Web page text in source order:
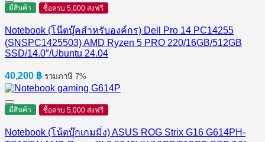
มีสินค้า ซื้อครบ 5,000 ส่งฟรี
Notebook (โน๊ตบุ๊คสำหรับองค์กร) Dell Pro 14 PC14255
(SNSPC1425503) AMD Ryzen 5 PRO 220/16GB/512GB
SSD/14.0″/Ubuntu 24.04
40,200 ฿ รวมภาษี 7%
มีสินค้า ซื้อครบ 5,000 ส่งฟรี
Notebook (โน้ตบุ๊กเกมมิ่ง) ASUS ROG Strix G16 G614PH-